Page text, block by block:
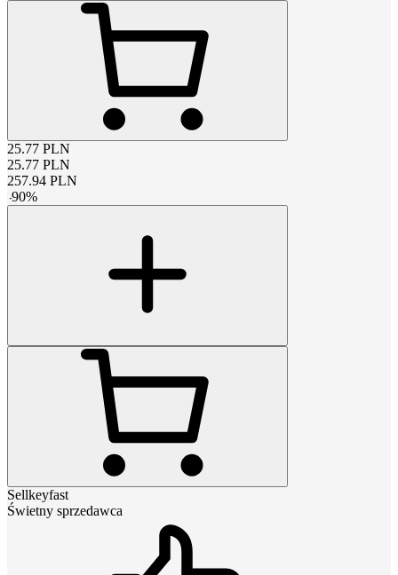
25.77 PLN
25.77 PLN
257.94 PLN
-90%
Sellkeyfast
Świetny sprzedawca